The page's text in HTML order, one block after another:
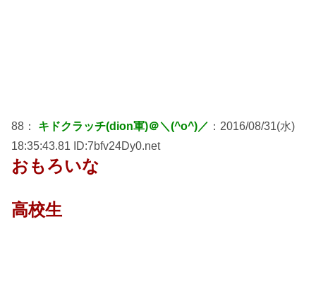
88： キドクラッチ(dion軍)＠＼(^o^)／ ：2016/08/31(水)
18:35:43.81 ID:7bfv24Dy0.net
おもろいな
高校生